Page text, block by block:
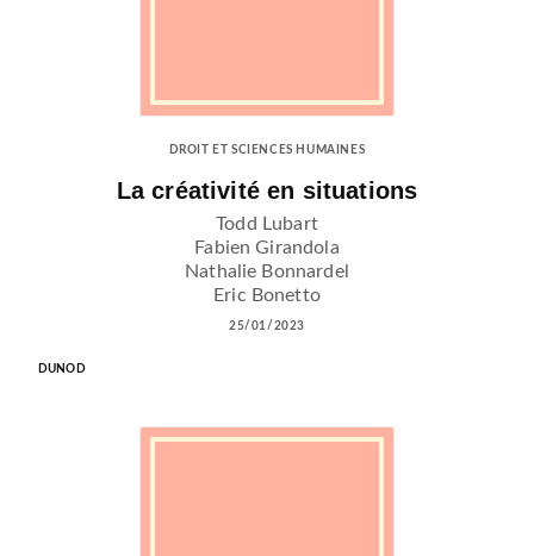
DROIT ET SCIENCES HUMAINES
La créativité en situations
Todd Lubart
Fabien Girandola
Nathalie Bonnardel
Eric Bonetto
25/01/2023
DUNOD